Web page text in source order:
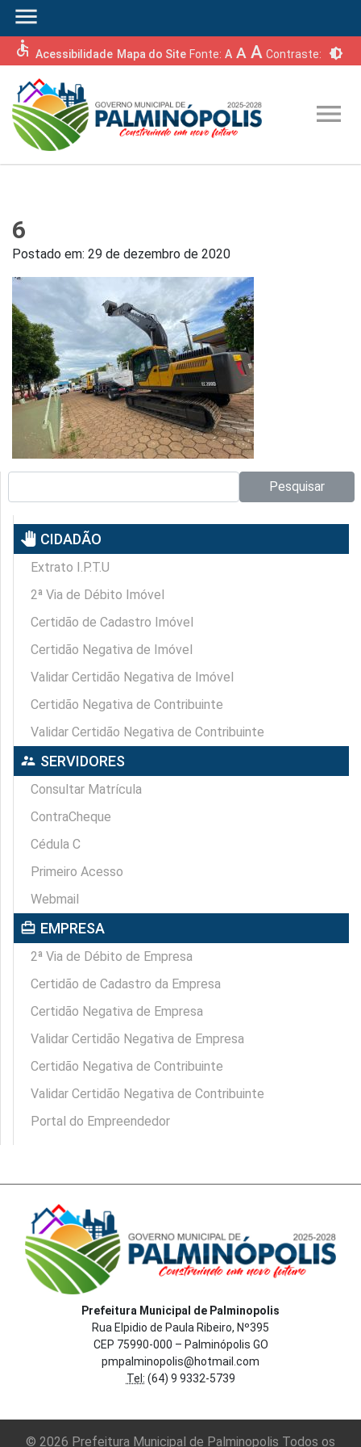
menu
accessible Acessibilidade Mapa do Site Fonte: A A A Contraste: brightness_6
menu
6
Postado em: 29 de dezembro de 2020
Pesquisar
pan_tool CIDADÃO
Extrato I.P.T.U
2ª Via de Débito Imóvel
Certidão de Cadastro Imóvel
Certidão Negativa de Imóvel
Validar Certidão Negativa de Imóvel
Certidão Negativa de Contribuinte
Validar Certidão Negativa de Contribuinte
supervisor_account SERVIDORES
Consultar Matrícula
ContraCheque
Cédula C
Primeiro Acesso
Webmail
card_travel EMPRESA
2ª Via de Débito de Empresa
Certidão de Cadastro da Empresa
Certidão Negativa de Empresa
Validar Certidão Negativa de Empresa
Certidão Negativa de Contribuinte
Validar Certidão Negativa de Contribuinte
Portal do Empreendedor
Prefeitura Municipal de Palminopolis
Rua Elpidio de Paula Ribeiro, Nº395
CEP 75990-000 – Palminópolis GO
pmpalminopolis@hotmail.com
Tel: (64) 9 9332-5739
© 2026 Prefeitura Municipal de Palminopolis Todos os